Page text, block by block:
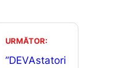
p
g
er
URMĂTOR:
”DEVAstatori